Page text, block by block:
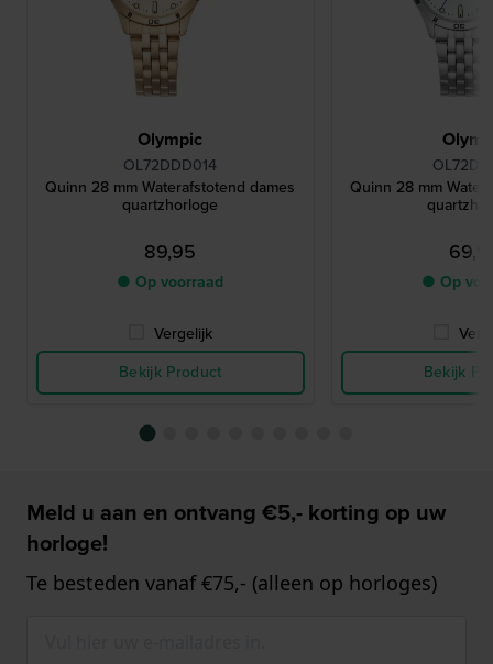
Olympic
OL72DDD014
Quinn 28 mm Waterafstotend dames
quartzhorloge
89,95
● Op voorraad
Vergelijk
Bekijk Product
Quinn 28 mm
● Op
Bekijk
Meld u aan en ontvang €5,- korting op uw
horloge!
Te besteden vanaf €75,- (alleen op horloges)